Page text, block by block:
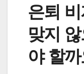
은퇴
맞지
야 할